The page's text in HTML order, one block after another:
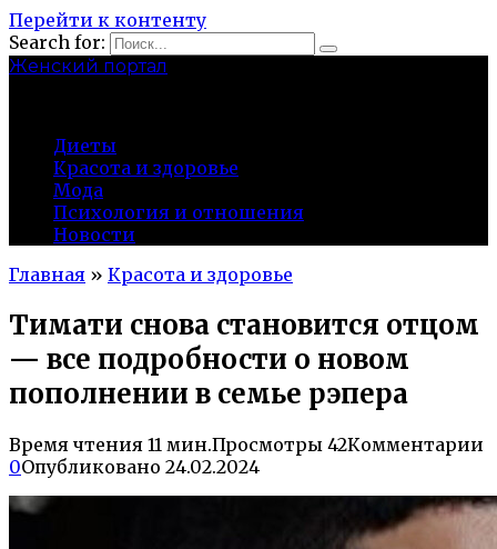
Перейти к контенту
Search for:
Женский портал
Диеты
Красота и здоровье
Мода
Психология и отношения
Новости
Главная » Красота и здоровье
Тимати снова становится отцом
— все подробности о новом
пополнении в семье рэпера
Время чтения 11 мин.Просмотры 42Комментарии
0Опубликовано 24.02.2024